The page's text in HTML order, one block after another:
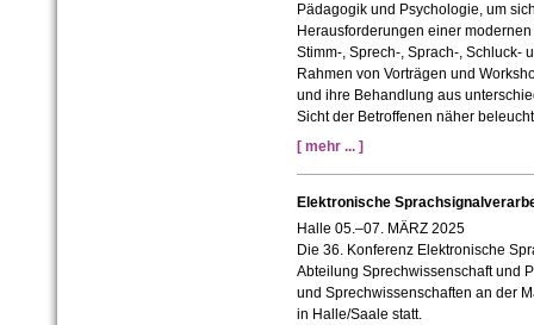
Pädagogik und Psychologie, um
Herausforderungen einer
Stimm-, Sprech-, Sprach-, Schluck-
Rahmen von Vorträgen und
und ihre Behandlung aus
Sicht der Betroffenen näher
[ mehr ... ]
Elektronische
Halle 05.–07. MÄRZ 2025
Die 36. Konferenz Elektronische
Abteilung Sprechwissenschaft und
und Sprechwissenschaften an der
in Halle/Saale statt.